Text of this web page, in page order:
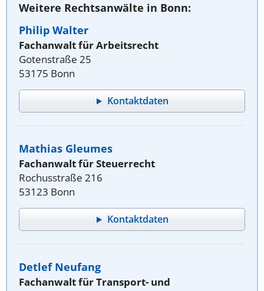
Weitere Rechtsanwälte in Bonn:
Philip Walter
Fachanwalt für Arbeitsrecht
Gotenstraße 25
53175 Bonn
Kontaktdaten
Mathias Gleumes
Fachanwalt für Steuerrecht
Rochusstraße 216
53123 Bonn
Kontaktdaten
Detlef Neufang
Fachanwalt für Transport- und